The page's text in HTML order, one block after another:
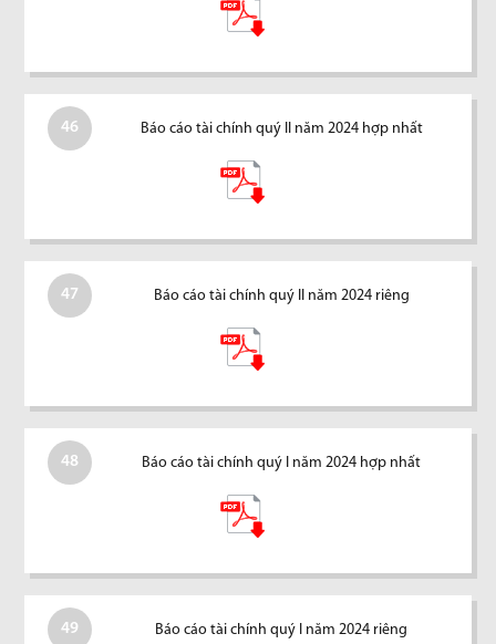
46 Báo cáo tài chính quý II năm 2024 hợp nhất
47 Báo cáo tài chính quý II năm 2024 riêng
48 Báo cáo tài chính quý I năm 2024 hợp nhất
49 Báo cáo tài chính quý I năm 2024 riêng